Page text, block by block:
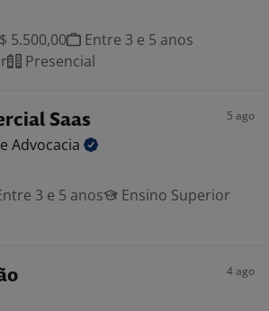
5.500,00
Entre 3 e 5 anos
Presencial
Saas 5 ago
Advocacia
3 e 5 anos
Ensino Superior
4 ago